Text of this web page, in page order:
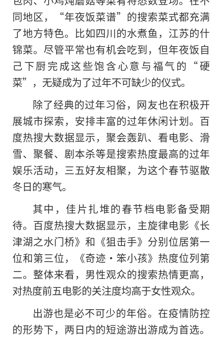
同地区，“年夜饭菜谱”的搜索菜式都充满
了地方特色。比如四川的水煮鱼，江苏的什
锦菜。尽管平常也有机会吃到，但年夜饭自
己下厨完成这些饱含心意与福气的“硬
菜”，无疑成为了过年不可缺少的仪式。
除了经典的过年习俗，网友也在积极开
展城市探索，安排丰富的过年休闲计划。百
度热搜大数据显示，聚会轰趴、看电影、滑
雪、聚餐、剧本杀等是搜索热度最高的过年
娱乐活动，三五好友相聚，为这个春节驱散
冬日的寒气。
其中，佳片扎堆的春节档电影备受期
待。百度热搜大数据显示，主旋律电影《长
津湖之水门桥》和《狙击手》分别位居第一
位和第三位，《奇迹·笨小孩》热度位列第
二。整体来看，男性观众的搜索热情更高，
对热度前五电影的关注度均高于女性观众。
出游也是必不可少的年俗。在疫情防控
的形势下，两日内的短途游出游成为首选。